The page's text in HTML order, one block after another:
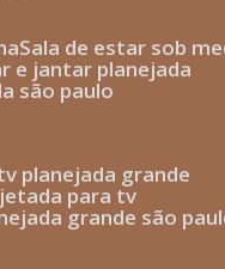
sala de estar sob
e jantar planejada
são paulo
tv planejada grande
para tv
grande são